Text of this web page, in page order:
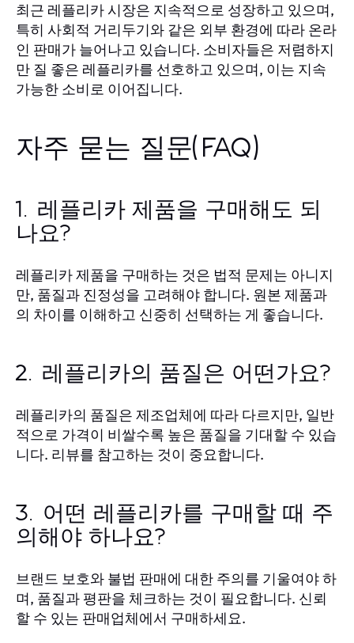
최근 레플리카 시장은 지속적으로 성장하고 있으며,
특히 사회적 거리두기와 같은 외부 환경에 따라 온라
인 판매가 늘어나고 있습니다. 소비자들은 저렴하지
만 질 좋은 레플리카를 선호하고 있으며, 이는 지속
가능한 소비로 이어집니다.
자주 묻는 질문(FAQ)
1. 레플리카 제품을 구매해도 되
나요?
레플리카 제품을 구매하는 것은 법적 문제는 아니지
만, 품질과 진정성을 고려해야 합니다. 원본 제품과
의 차이를 이해하고 신중히 선택하는 게 좋습니다.
2. 레플리카의 품질은 어떤가요?
레플리카의 품질은 제조업체에 따라 다르지만, 일반
적으로 가격이 비쌀수록 높은 품질을 기대할 수 있습
니다. 리뷰를 참고하는 것이 중요합니다.
3. 어떤 레플리카를 구매할 때 주
의해야 하나요?
브랜드 보호와 불법 판매에 대한 주의를 기울여야 하
며, 품질과 평판을 체크하는 것이 필요합니다. 신뢰
할 수 있는 판매업체에서 구매하세요.